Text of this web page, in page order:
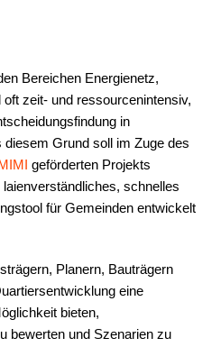
Bereichen Energienetz,
zeit- und ressourcenintensiv,
in
Grund soll im Zuge des
geförderten Projekts
schnelles
für Gemeinden entwickelt
Planern, Bauträgern
eine
bieten,
bewerten und Szenarien zu